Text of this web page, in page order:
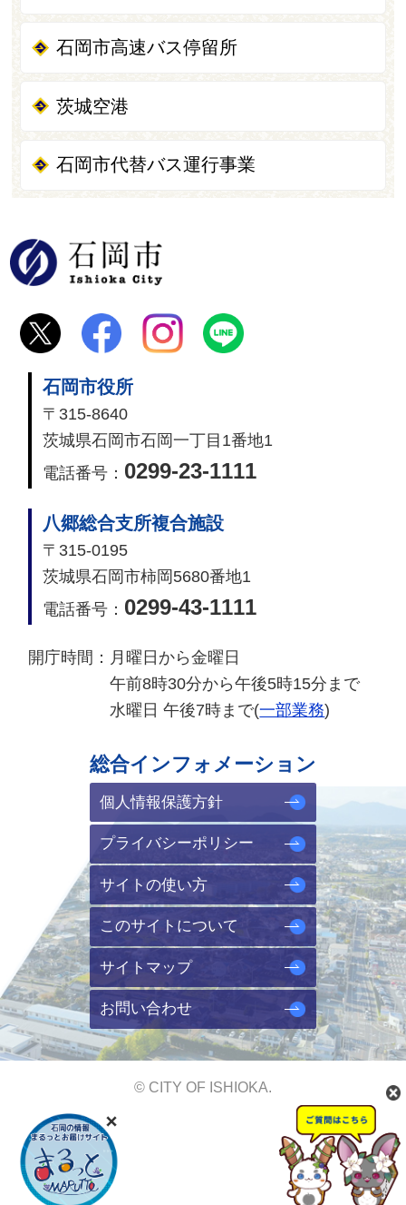
石岡市高速バス停留所
茨城空港
石岡市代替バス運行事業
石岡市役所
〒315-8640
茨城県石岡市石岡一丁目1番地1
電話番号： 0299-23-1111
八郷総合支所複合施設
〒315-0195
茨城県石岡市柿岡5680番地1
電話番号： 0299-43-1111
開庁時間： 月曜日から金曜日
午前8時30分から午後5時15分まで
水曜日 午後7時まで(一部業務)
総合インフォメーション
個人情報保護方針
プライバシーポリシー
サイトの使い方
このサイトについて
サイトマップ
お問い合わせ
© CITY OF ISHIOKA.